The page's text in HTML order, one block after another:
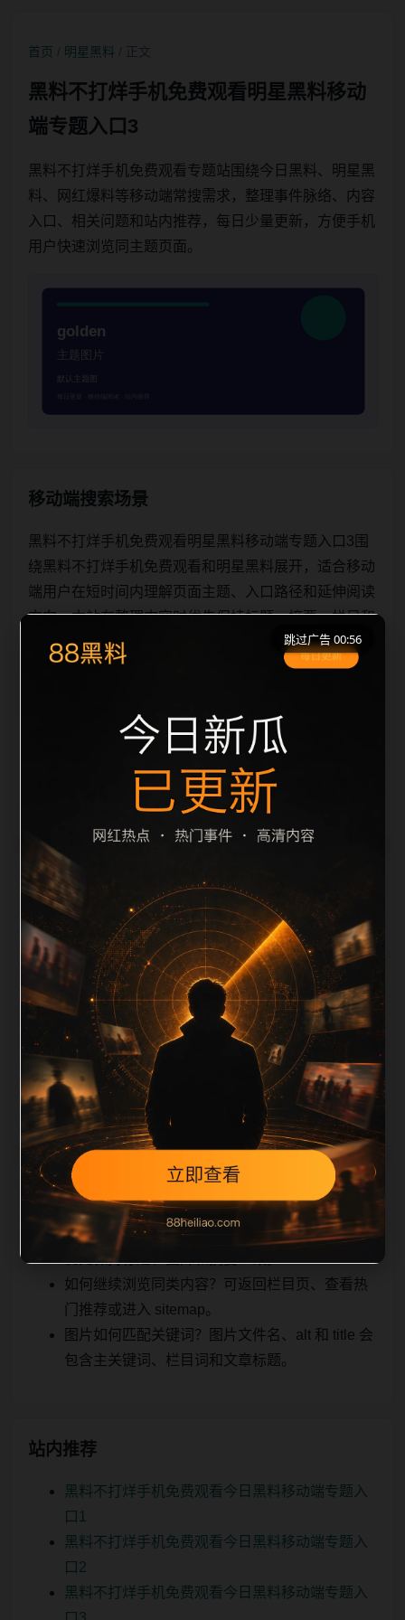
首页 明星黑料
黑料不打烊手机免费观看明星黑料移动
端专题入口3
黑料不打烊手机免费观看专题站围绕今日黑料、明星黑
料、网红爆料等移动端常搜需求，整理事件脉络、内容
入口、相关问题和站内推荐，每日少量更新，方便手机
用户快速浏览同主题页面。
移动端搜索场景
黑料不打烊手机免费观看明星黑料移动端专题入口3围
绕黑料不打烊手机免费观看和明星黑料展开，适合移动
端用户在短时间内理解页面主题、入口路径和延伸阅读
方向。本站在整理内容时优先保持标题、摘要、栏目和
图片说明一致，减少无关词堆砌，避免同一批页面出现
高度重复。从搜索体验看，用户通常先看标题是否明
续浏览同类内容。因此本页保留面包屑、同类推荐、热
门推荐、上一篇下一篇和 sitemap 入口，让重要页面点
击深度控制在三次以内。后续更新会围绕明星黑料持续
补充新内容，每次新增保持少量、稳
栏目内容归集
定、相关，图片文件名和 alt/title 也跟随主关键词、栏
目词和文章标题生成。如果采集内容缺少图片，将使用
同主题默认图兜底；如果标题过短、描述为空、正文摘
要不足或关键词连续重复，则不进入发布队列。本页还
加入常见问题和站内推荐，帮助用户从一个入口跳转到
同类页面、专题合集和热榜内容，提升停留时间和页面
可抓取性。第3条内容作为初始建设页，重点承担栏目
深度补齐、内链结构完善和后续采集归类的承接作用。
相关问题
明星黑料后续如何更新？每日按主题少量补充，
优先保持标题、图片和摘要一致。
如何继续浏览同类内容？可返回栏目页、查看热
门推荐或进入 sitemap。
图片如何匹配关键词？图片文件名、alt 和 title 会
包含主关键词、栏目词和文章标题。
站内推荐
黑料不打烊手机免费观看今日黑料移动端专题入
口1
黑料不打烊手机免费观看今日黑料移动端专题入
口2
黑料不打烊手机免费观看今日黑料移动端专题入
跳过广告 00:56